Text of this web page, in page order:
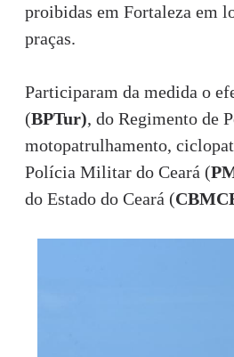
proibidas em Fortaleza em
praças.
Participaram da medida o
(BPTur), do Regimento de
motopatrulhamento,
Polícia Militar do Ceará (
do Estado do Ceará (